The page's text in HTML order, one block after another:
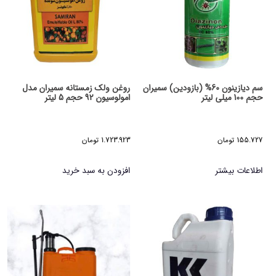
سم دیازینون 60% (بازودین) سمیران
حجم 100 میلی لیتر
155.727 تومان
اطلاعات بیشتر
روغن ولک زمستانه سمیران مدل
امولوسیون 92 حجم 5 لیتر
1.723.923 تومان
افزودن به سبد خرید